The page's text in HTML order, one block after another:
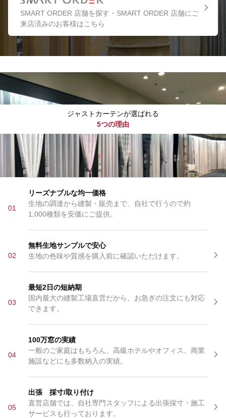
SMART ORDER 店舗を探す・SMART ORDER 店舗にご
来店済みのお客様はこちら
ジャストカーテンが選ばれる
5つの理由
01
リーズナブルな均一価格
生地の調達から縫製・販売まで、自社で行うので約
1,000種類を安価にご提供。
02
無料生地サンプルで安心
生地の色味や質感を購入前に確認いただけます。
03
最短2日の短納期
国内最大の縫製工場直営だから、お急ぎの注文にも対応
できます。
04
100万窓の実績
一般のご家庭はもちろん、高級ホテルやオフィス、商業
施設などにも多数納入の実績。
05
出張 採寸/取り付け
直営店舗では、自社専門スタッフによる出張採寸・施工
サービスも行っております。